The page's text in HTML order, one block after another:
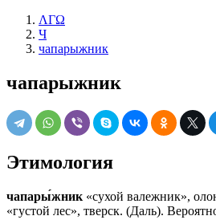
ΛΓΩ
Ч
чапарыжник
чапарыжник
Этимология
чапары́жник «сухой валежник»,
«густой лес», тверск. (Даль).